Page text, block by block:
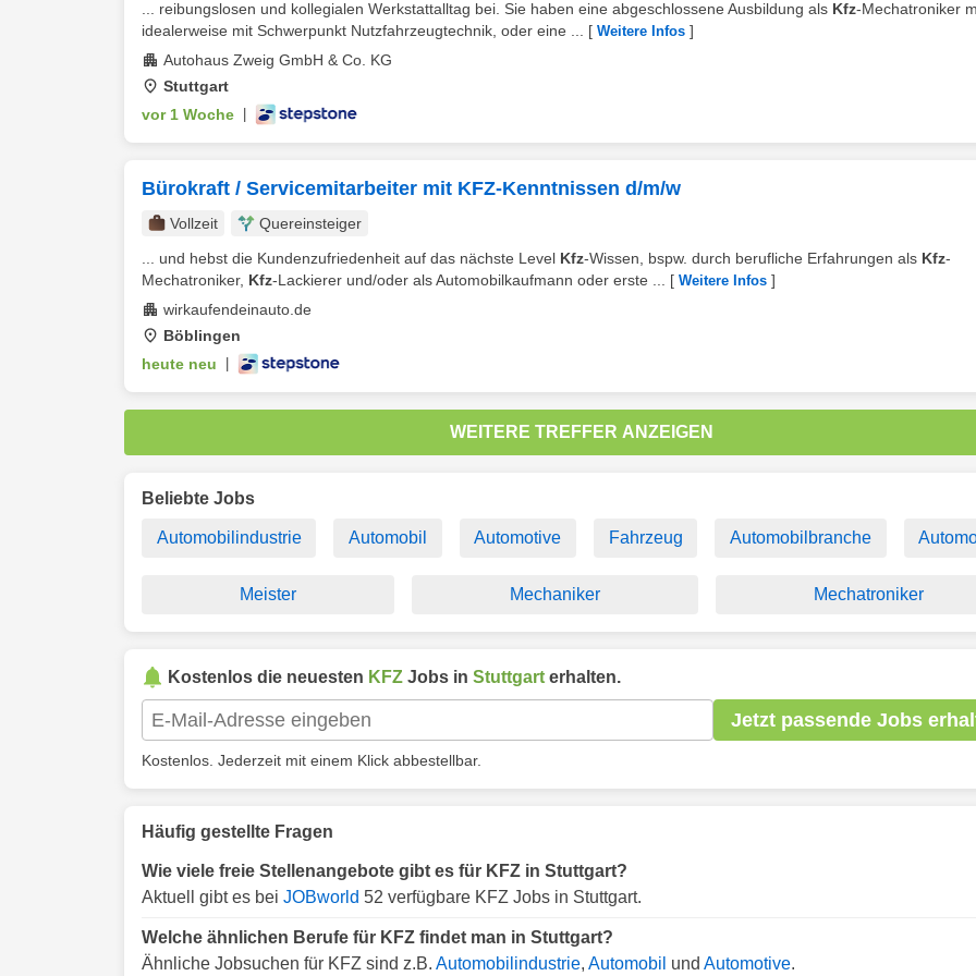
... reibungslosen und kollegialen Werkstattalltag bei. Sie haben eine abgeschlossene Ausbildung als Kfz-Mechatroniker
idealerweise mit Schwerpunkt Nutzfahrzeugtechnik, oder eine ...
[ Weitere Infos ]
Autohaus Zweig GmbH & Co. KG
Stuttgart
vor 1 Woche
Bürokraft / Servicemitarbeiter mit KFZ-Kenntnissen d/m/w
Vollzeit
Quereinsteiger
... und hebst die Kundenzufriedenheit auf das nächste Level Kfz-Wissen, bspw. durch berufliche Erfahrungen als Kfz-
Mechatroniker, Kfz-Lackierer und/oder als Automobilkaufmann oder erste ... [ Weitere Infos ]
wirkaufendeinauto.de
Böblingen
heute neu
WEITERE TREFFER ANZEIGEN
Beliebte Jobs
Automobilindustrie Automobil Automotive Fahrzeug Automobilbranche
Meister Mechaniker Mechatroniker
Kostenlos die neuesten KFZ Jobs in Stuttgart erhalten.
Jetzt passende Jobs
Kostenlos. Jederzeit mit einem Klick abbestellbar.
Häufig gestellte Fragen
Wie viele freie Stellenangebote gibt es für KFZ in Stuttgart?
Aktuell gibt es bei JOBworld 52 verfügbare KFZ Jobs in Stuttgart.
Welche ähnlichen Berufe für KFZ findet man in Stuttgart?
Ähnliche Jobsuchen für KFZ sind z.B. Automobilindustrie, Automobil und Automotive.